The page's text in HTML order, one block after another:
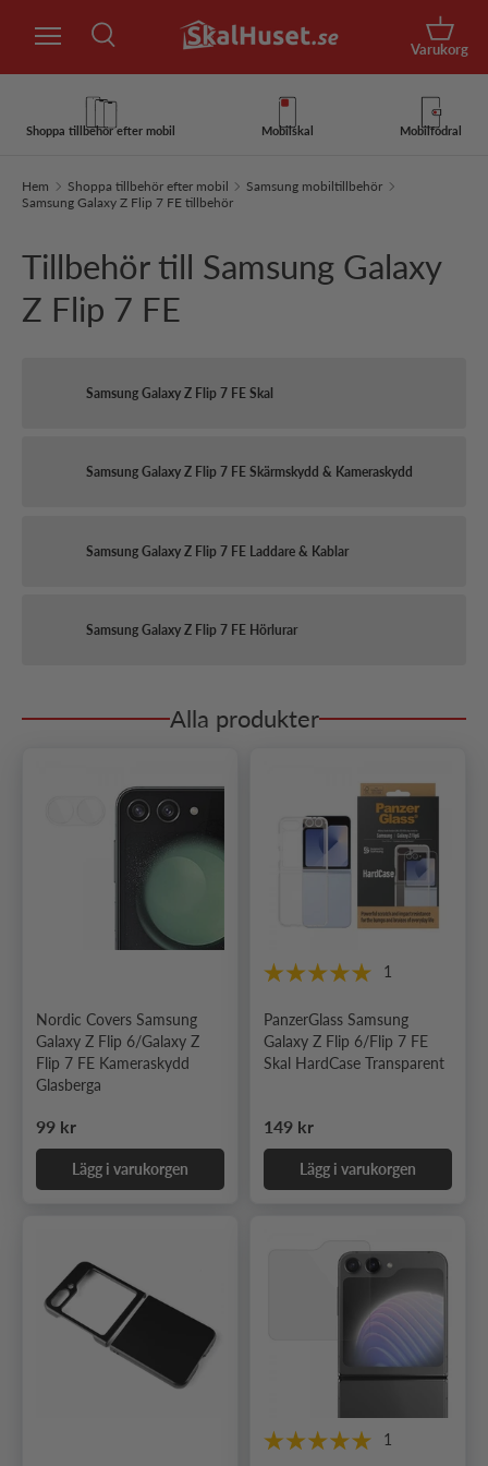
Hoppa till innehåll
Sök
Korg
Varukorg
Shoppa tillbehör efter mobil Mobilskal Mobilfodral
Hem Shoppa tillbehör efter mobil
Samsung mobiltillbehör
Samsung Galaxy Z Flip 7 FE tillbehör
Tillbehör till Samsung Galaxy
Z Flip 7 FE
Samsung Galaxy Z Flip 7 FE Skal
Samsung Galaxy Z Flip 7 FE Skärmskydd & Kameraskydd
Samsung Galaxy Z Flip 7 FE Laddare & Kablar
Samsung Galaxy Z Flip 7 FE Hörlurar
Alla produkter
Nordic Covers Samsung
Galaxy Z Flip 6/Galaxy Z
Flip 7 FE Kameraskydd
Glasberga
Ordinarie pris
99 kr
Lägg i varukorgen
1
PanzerGlass Samsung
Galaxy Z Flip 6/Flip 7 FE
Skal HardCase Transparent
Ordinarie pris
149 kr
Lägg i varukorgen
1